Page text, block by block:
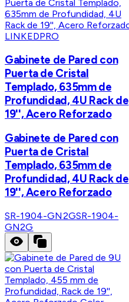
LINKEDPRO
Gabinete de Pared con
Puerta de Cristal
Templado, 635mm de
Profundidad, 4U Rack de
19'', Acero Reforzado
Gabinete de Pared con
Puerta de Cristal
Templado, 635mm de
Profundidad, 4U Rack de
19'', Acero Reforzado
SR-1904-GN2GSR-1904-
GN2G